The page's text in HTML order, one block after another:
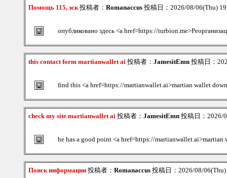
Помощь 115, зск投稿者： Romanaccus 投稿日：2026/08/06(Thu)
опубликовано здесь <a href=https://
this contact form martianwallet ai 投稿者： JamesitEmn 投稿日：
find this <a href=https://martianwallet.ai>martian wallet
check my site martianwallet ai 投稿者： JamesitEmn 投稿日：2026/
he has a good point <a href=https://martianwallet.ai>martian
Поиск информации 投稿者： Romanaccus 投稿日：2026/08/